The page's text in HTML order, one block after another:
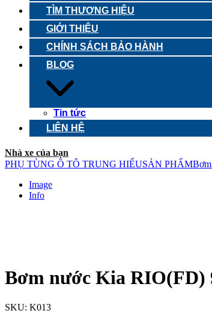
TÌM THƯƠNG HIỆU
GIỚI THIỆU
CHÍNH SÁCH BẢO HÀNH
BLOG
Tin tức
LIÊN HỆ
Nhà xe của bạn
PHỤ TÙNG Ô TÔ TRUNG HIẾUSẢN PHẨM
Image
Info
Bơm nước Kia RIO(FD)
SKU: K013